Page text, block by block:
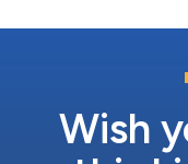
法。这次向Redshift引
GPU Cinebench 2024
Cinebench所缺少的功
Wish